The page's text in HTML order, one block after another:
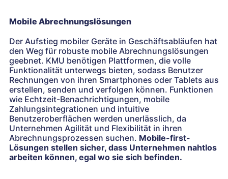
Mobile Abrechnungslösungen
Der Aufstieg mobiler Geräte in Geschäftsabläufen hat
den Weg für robuste mobile Abrechnungslösungen
geebnet. KMU benötigen Plattformen, die volle
Funktionalität unterwegs bieten, sodass Benutzer
Rechnungen von ihren Smartphones oder Tablets aus
erstellen, senden und verfolgen können. Funktionen
wie Echtzeit-Benachrichtigungen, mobile
Zahlungsintegrationen und intuitive
Benutzeroberflächen werden unerlässlich, da
Unternehmen Agilität und Flexibilität in ihren
Abrechnungsprozessen suchen. Mobile-first-
Lösungen stellen sicher, dass Unternehmen nahtlos
arbeiten können, egal wo sie sich befinden.